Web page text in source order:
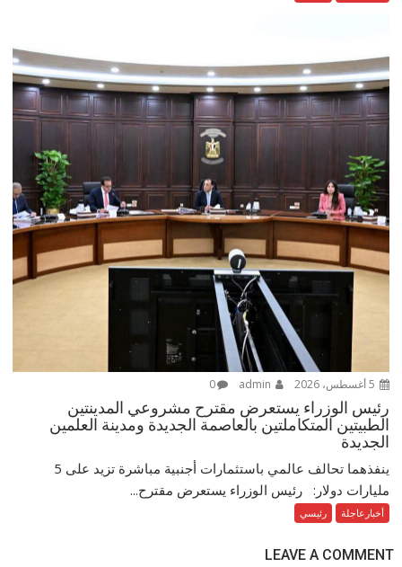
0
رئيس الوزراء يستعرض مقترح مشروعي المدينتين
الطبيتين المتكاملتين بالعاصمة الجديدة ومدينة العلمين
الجديدة
ينفذهما تحالف عالمي باستثمارات أجنبية مباشرة تزيد على 5
مليارات دولار: رئيس الوزراء يستعرض مقترح...
أخبارعاجلة رئيسي
LEAVE A COMMENT